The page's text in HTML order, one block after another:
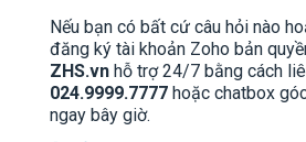
Nếu bạn có bất cứ câu hỏi nào
đăng ký tài khoản Zoho bản
ZHS.vn hỗ trợ 24/7 bằng cách
024.9999.7777 hoặc chatbox
ngay bây giờ.